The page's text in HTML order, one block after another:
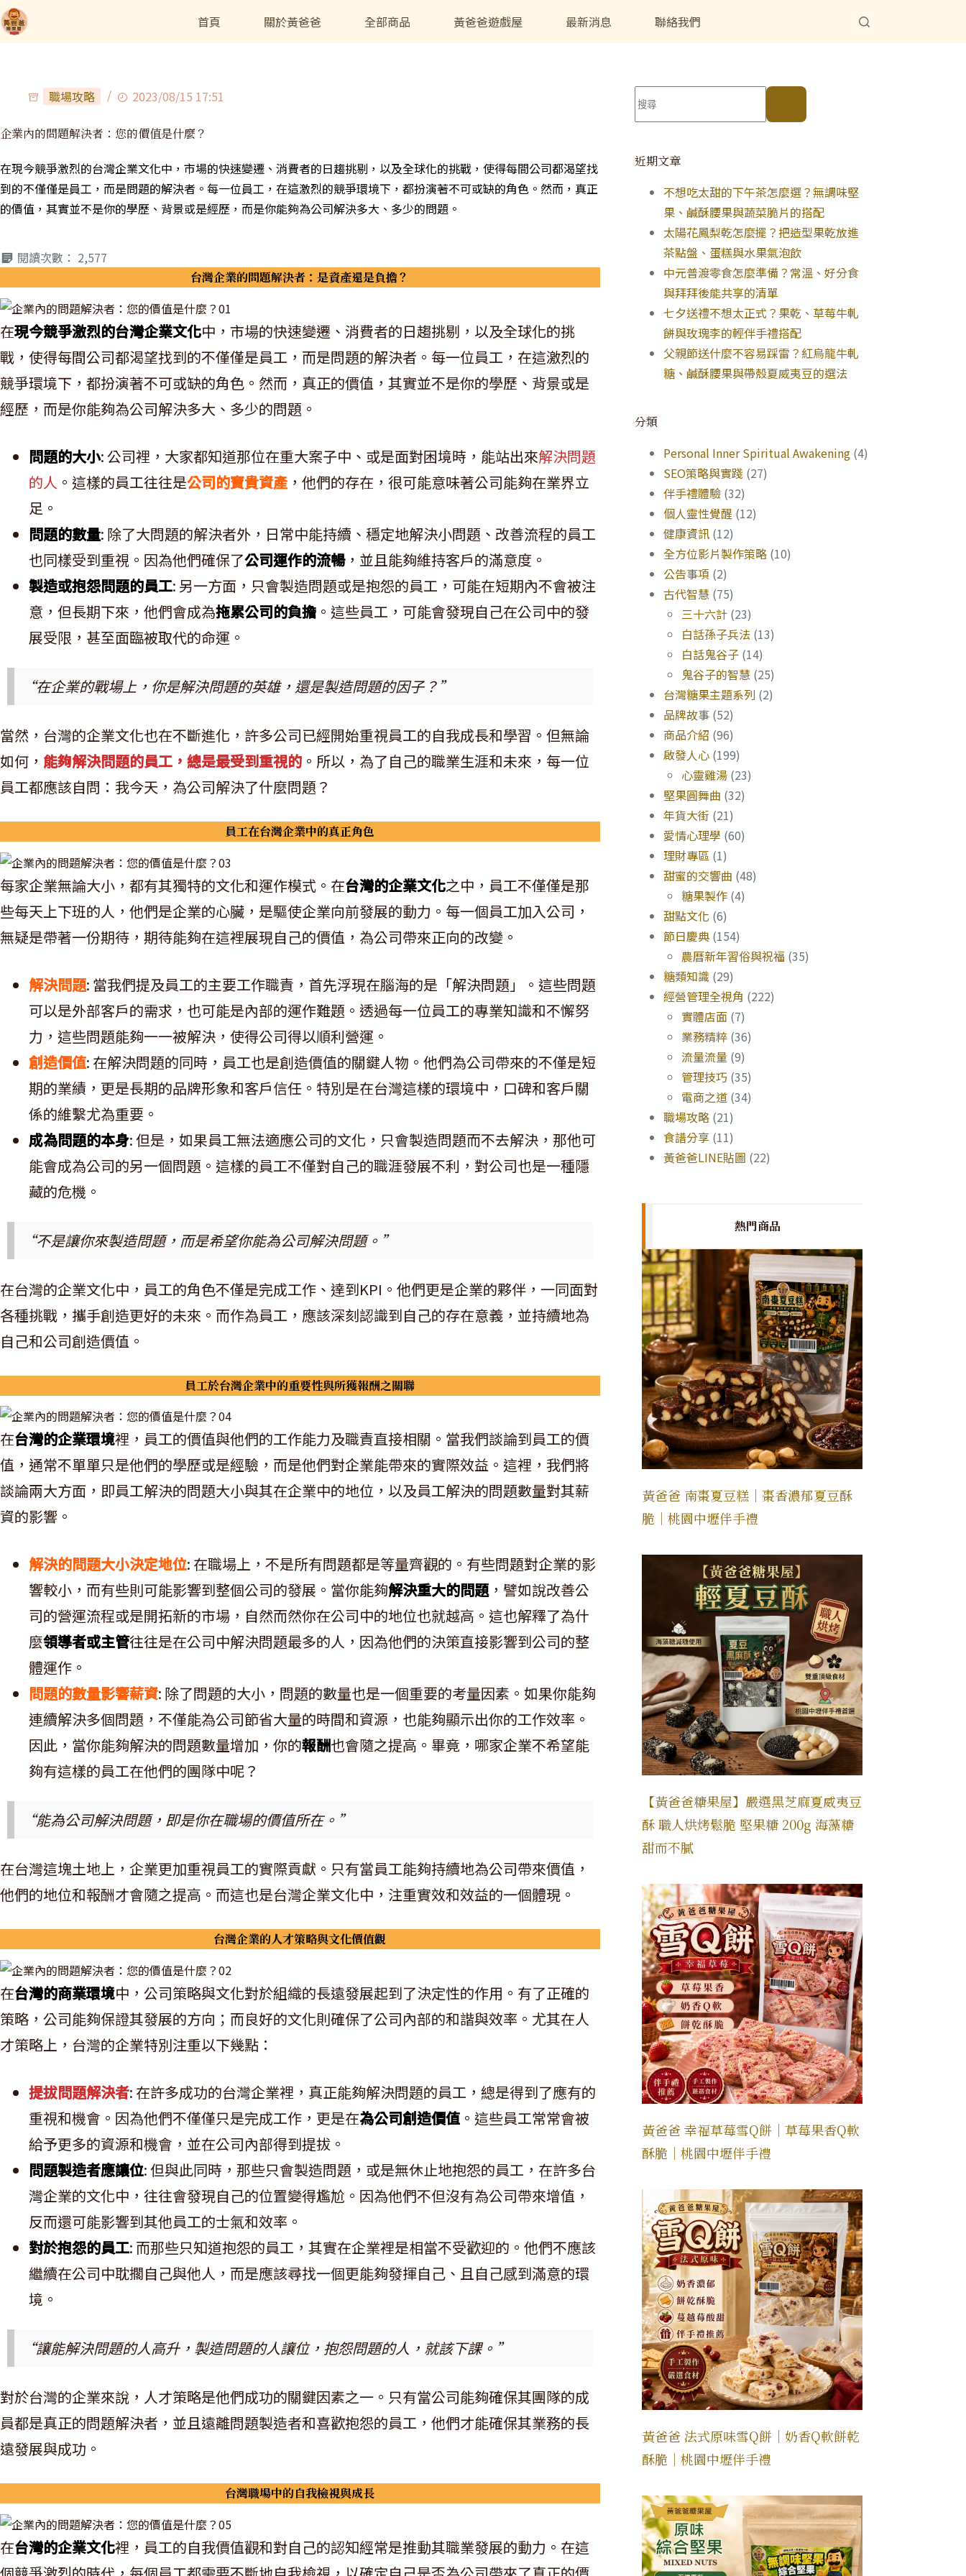
首頁 關於黃爸爸 全部商品 黃爸爸遊戲屋 最新消息 聯絡我們
職場攻略 2023/08/15 17:51
企業內的問題解決者：您的價值是什麼？
在現今競爭激烈的台灣企業文化中，市場的快速變遷、消費者的日趨挑剔，以及全球化的挑戰，使得每間公司都渴望找
到的不僅僅是員工，而是問題的解決者。每一位員工，在這激烈的競爭環境下，都扮演著不可或缺的角色。然而，真正
的價值，其實並不是你的學歷、背景或是經歷，而是你能夠為公司解決多大、多少的問題。
閱讀次數： 2,577
台灣企業的問題解決者：是資產還是負擔？
在現今競爭激烈的台灣企業文化中，市場的快速變遷、消費者的日趨挑剔，以及全球化的挑
戰，使得每間公司都渴望找到的不僅僅是員工，而是問題的解決者。每一位員工，在這激烈的
競爭環境下，都扮演著不可或缺的角色。然而，真正的價值，其實並不是你的學歷、背景或是
經歷，而是你能夠為公司解決多大、多少的問題。
問題的大小: 公司裡，大家都知道那位在重大案子中、或是面對困境時，能站出來解決問題
的人 。這樣的員工往往是公司的寶貴資產 ，他們的存在，很可能意味著公司能夠在業界立
足。
問題的數量: 除了大問題的解決者外，日常中能持續、穩定地解決小問題、改善流程的員工
也同樣受到重視。因為他們確保了公司運作的流暢，並且能夠維持客戶的滿意度。
製造或抱怨問題的員工: 另一方面，只會製造問題或是抱怨的員工，可能在短期內不會被注
意，但長期下來，他們會成為拖累公司的負擔 。這些員工，可能會發現自己在公司中的發
展受限，甚至面臨被取代的命運。
“在企業的戰場上，你是解決問題的英雄，還是製造問題的因子？”
當然，台灣的企業文化也在不斷進化，許多公司已經開始重視員工的自我成長和學習。但無論
如何， 能夠解決問題的員工，總是最受到重視的 。所以，為了自己的職業生涯和未來，每一位
員工都應該自問：我今天，為公司解決了什麼問題？
員工在台灣企業中的真正角色
每家企業無論大小，都有其獨特的文化和運作模式。在台灣的企業文化之中，員工不僅僅是那
些每天上下班的人，他們是企業的心臟，是驅使企業向前發展的動力。每一個員工加入公司，
無疑是帶著一份期待，期待能夠在這裡展現自己的價值，為公司帶來正向的改變。
解決問題: 當我們提及員工的主要工作職責，首先浮現在腦海的是「解決問題」。這些問題
可以是外部客戶的需求，也可能是內部的運作難題。透過每一位員工的專業知識和不懈努
力，這些問題能夠一一被解決，使得公司得以順利營運。
創造價值: 在解決問題的同時，員工也是創造價值的關鍵人物。他們為公司帶來的不僅是短
期的業績，更是長期的品牌形象和客戶信任。特別是在台灣這樣的環境中，口碑和客戶關
係的維繫尤為重要。
成為問題的本身: 但是，如果員工無法適應公司的文化，只會製造問題而不去解決，那他可
能會成為公司的另一個問題。這樣的員工不僅對自己的職涯發展不利，對公司也是一種隱
藏的危機。
“不是讓你來製造問題，而是希望你能為公司解決問題。”
在台灣的企業文化中，員工的角色不僅是完成工作、達到KPI。他們更是企業的夥伴，一同面對
各種挑戰，攜手創造更好的未來。而作為員工，應該深刻認識到自己的存在意義，並持續地為
自己和公司創造價值。
員工於台灣企業中的重要性與所獲報酬之關聯
在台灣的企業環境裡，員工的價值與他們的工作能力及職責直接相關。當我們談論到員工的價
值，通常不單單只是他們的學歷或是經驗，而是他們對企業能帶來的實際效益。這裡，我們將
談論兩大方面，即員工解決的問題大小與其在企業中的地位，以及員工解決的問題數量對其薪
資的影響。
解決的問題大小決定地位: 在職場上，不是所有問題都是等量齊觀的。有些問題對企業的影
響較小，而有些則可能影響到整個公司的發展。當你能夠解決重大的問題，譬如說改善公
司的營運流程或是開拓新的市場，自然而然你在公司中的地位也就越高。這也解釋了為什
麼領導者或主管往往是在公司中解決問題最多的人，因為他們的決策直接影響到公司的整
體運作。
問題的數量影響薪資: 除了問題的大小，問題的數量也是一個重要的考量因素。如果你能夠
連續解決多個問題，不僅能為公司節省大量的時間和資源，也能夠顯示出你的工作效率。
因此，當你能夠解決的問題數量增加，你的報酬也會隨之提高。畢竟，哪家企業不希望能
夠有這樣的員工在他們的團隊中呢？
“能為公司解決問題，即是你在職場的價值所在。”
在台灣這塊土地上，企業更加重視員工的實際貢獻。只有當員工能夠持續地為公司帶來價值，
他們的地位和報酬才會隨之提高。而這也是台灣企業文化中，注重實效和效益的一個體現。
台灣企業的人才策略與文化價值觀
在台灣的商業環境中，公司策略與文化對於組織的長遠發展起到了決定性的作用。有了正確的
策略，公司能夠保證其發展的方向；而良好的文化則確保了公司內部的和諧與效率。尤其在人
才策略上，台灣的企業特別注重以下幾點：
提拔問題解決者: 在許多成功的台灣企業裡，真正能夠解決問題的員工，總是得到了應有的
重視和機會。因為他們不僅僅只是完成工作，更是在為公司創造價值 。這些員工常常會被
給予更多的資源和機會，並在公司內部得到提拔。
問題製造者應讓位: 但與此同時，那些只會製造問題，或是無休止地抱怨的員工，在許多台
灣企業的文化中，往往會發現自己的位置變得尷尬。因為他們不但沒有為公司帶來增值，
反而還可能影響到其他員工的士氣和效率。
對於抱怨的員工: 而那些只知道抱怨的員工，其實在企業裡是相當不受歡迎的。他們不應該
繼續在公司中耽擱自己與他人，而是應該尋找一個更能夠發揮自己、且自己感到滿意的環
境。
“讓能解決問題的人高升，製造問題的人讓位，抱怨問題的人，就該下課。”
對於台灣的企業來說，人才策略是他們成功的關鍵因素之一。只有當公司能夠確保其團隊的成
員都是真正的問題解決者，並且遠離問題製造者和喜歡抱怨的員工，他們才能確保其業務的長
遠發展與成功。
台灣職場中的自我檢視與成長
在台灣的企業文化裡，員工的自我價值觀和對自己的認知經常是推動其職業發展的動力。在這
近期文章
不想吃太甜的下午茶怎麼選？無調味堅
果、鹹酥腰果與蔬菜脆片的搭配
太陽花鳳梨乾怎麼擺？把造型果乾放進
茶點盤、蛋糕與水果氣泡飲
中元普渡零食怎麼準備？常溫、好分食
與拜拜後能共享的清單
七夕送禮不想太正式？果乾、草莓牛軋
餅與玫瑰李的輕伴手禮搭配
父親節送什麼不容易踩雷？紅烏龍牛軋
糖、鹹酥腰果與帶殼夏威夷豆的選法
分類
Personal Inner Spiritual Awakening (4)
SEO策略與實踐 (27)
伴手禮體驗 (32)
個人靈性覺醒 (12)
健康資訊 (12)
全方位影片製作策略 (10)
公告事項 (2)
古代智慧 (75)
三十六計 (23)
白話孫子兵法 (13)
白話鬼谷子 (14)
鬼谷子的智慧 (25)
台灣糖果主題系列 (2)
品牌故事 (52)
商品介紹 (96)
啟發人心 (199)
心靈雞湯 (23)
堅果圓舞曲 (32)
年貨大街 (21)
愛情心理學 (60)
理財專區 (1)
甜蜜的交響曲 (48)
糖果製作 (4)
甜點文化 (6)
節日慶典 (154)
農曆新年習俗與祝福 (35)
糖類知識 (29)
經營管理全視角 (222)
實體店面 (7)
業務精粹 (36)
流量流量 (9)
管理技巧 (35)
電商之道 (34)
職場攻略 (21)
食譜分享 (11)
黃爸爸LINE貼圖 (22)
熱門商品
黃爸爸 南棗夏豆糕｜棗香濃郁夏豆酥
脆｜桃園中壢伴手禮
【黃爸爸糖果屋】嚴選黑芝麻夏威夷豆
酥 職人烘烤鬆脆 堅果糖 200g 海藻糖
甜而不膩
黃爸爸 幸福草莓雪Q餅｜草莓果香Q軟
酥脆｜桃園中壢伴手禮
黃爸爸 法式原味雪Q餅｜奶香Q軟餅乾
酥脆｜桃園中壢伴手禮